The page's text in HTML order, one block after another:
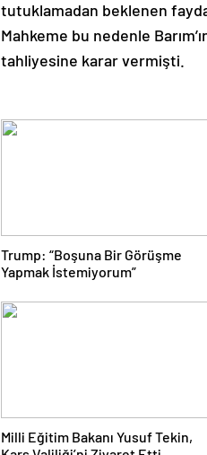
tutuklamadan beklenen
Mahkeme bu nedenle
tahliyesine karar vermişti.
Trump: “Boşuna Bir Görüşme
Yapmak İstemiyorum”
Milli Eğitim Bakanı Yusuf Tekin,